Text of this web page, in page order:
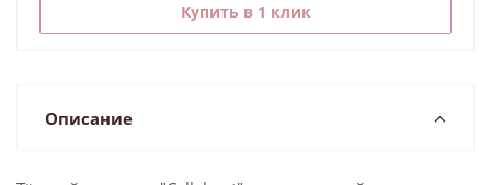
Купить в 1 клик
Описание